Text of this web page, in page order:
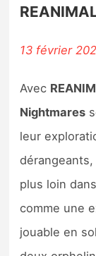
13 février
Avec
Nightmares
leur
plus loin
comme une
jouable en